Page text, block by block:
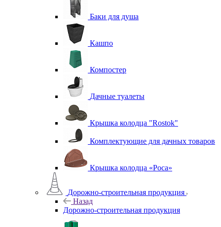
Баки для душа
Кашпо
Компостер
Дачные туалеты
Крышка колодца "Rostok"
Комплектующие для дачных товаров
Крышка колодца «Роса»
Дорожно-строительная продукция
Назад
Дорожно-строительная продукция